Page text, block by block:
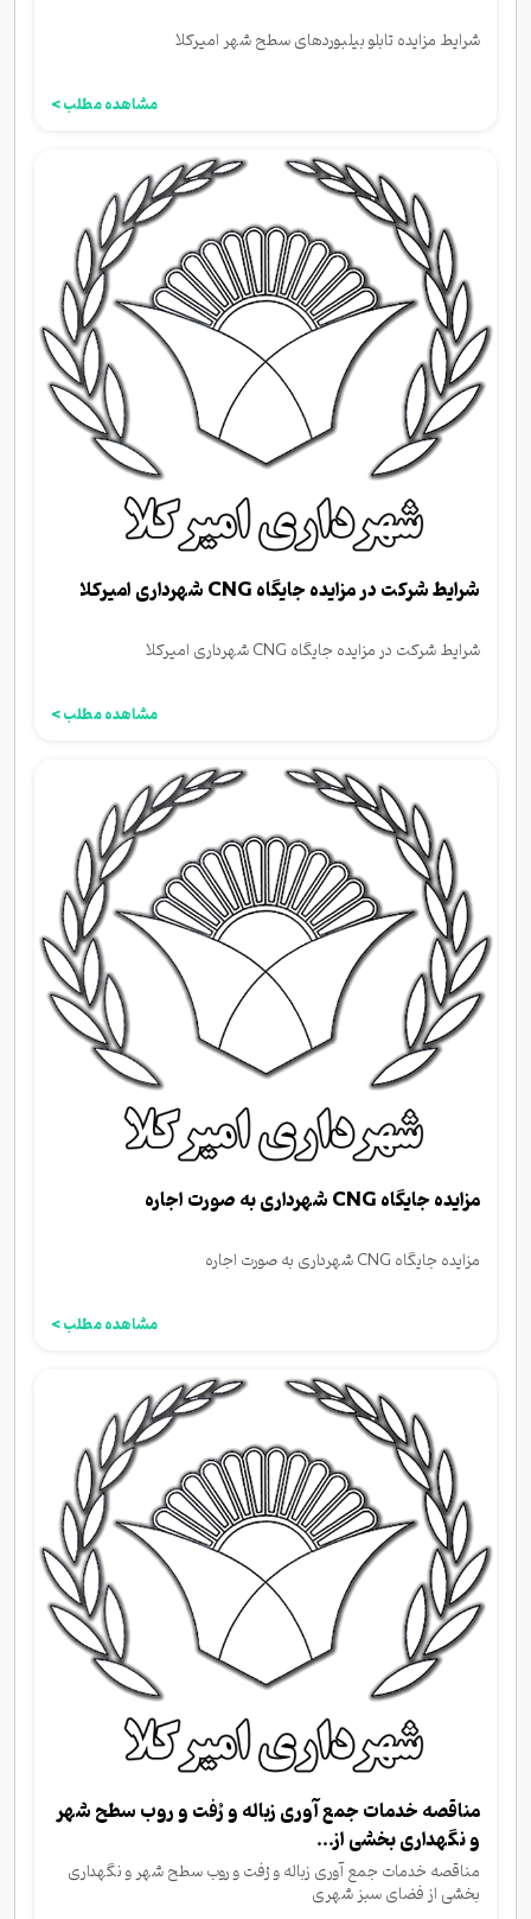
شرایط مزایده تابلو بیلبوردهای سطح شهر امیرکلا
مشاهده مطلب >
شرایط شرکت در مزایده جایگاه CNG شهرداری امیرکلا
شرایط شرکت در مزایده جایگاه CNG شهرداری امیرکلا
مشاهده مطلب >
مزایده جایگاه CNG شهرداری به صورت اجاره
مزایده جایگاه CNG شهرداری به صورت اجاره
مشاهده مطلب >
مناقصه خدمات جمع آوری زباله و رُفت و روب سطح شهر
و نگهداری بخشی از...
مناقصه خدمات جمع آوری زباله و رُفت و روب سطح شهر و نگهداری
بخشی از فضای سبز شهری